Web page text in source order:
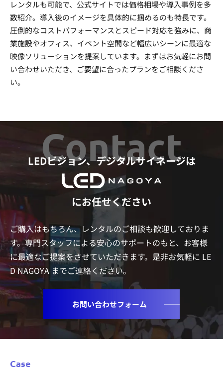
レンタルも可能で、公式サイトでは価格相場や導入事例を多
数紹介。導入後のイメージを具体的に掴めるのも特長です。
圧倒的なコストパフォーマンスとスピード対応を強みに、商
業施設やオフィス、イベント空間など幅広いシーンに最適な
映像ソリューションを提案しています。まずはお気軽にお問
い合わせいただき、ご要望に合ったプランをご相談くださ
い。
Contact
LEDビジョン、デジタルサイネージは
にお任せください
ご購入はもちろん、レンタルのご相談も歓迎しておりま
す。専門スタッフによる安心のサポートのもと、 お客様
に最適なご提案をさせていただきます。是非お気軽に LE
D NAGOYA までご連絡ください。
お問い合わせフォーム
Case